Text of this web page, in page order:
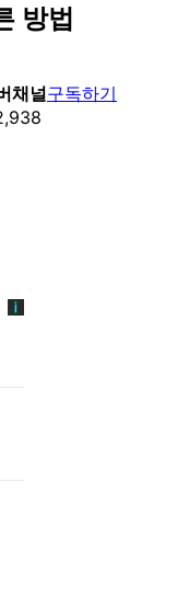
방법
채널구독하기